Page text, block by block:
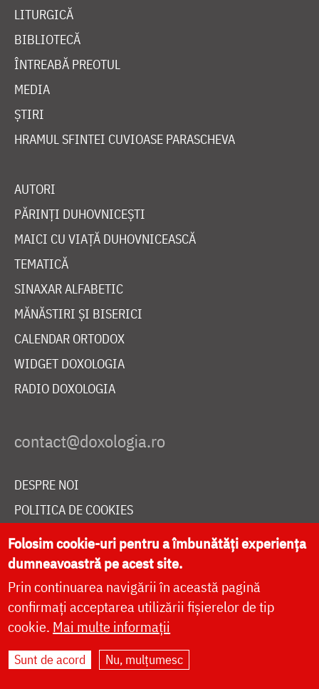
LITURGICĂ
BIBLIOTECĂ
ÎNTREABĂ PREOTUL
MEDIA
ȘTIRI
HRAMUL SFINTEI CUVIOASE PARASCHEVA
AUTORI
PĂRINȚI DUHOVNICEȘTI
MAICI CU VIAȚĂ DUHOVNICEASCĂ
TEMATICĂ
SINAXAR ALFABETIC
MĂNĂSTIRI ȘI BISERICI
CALENDAR ORTODOX
WIDGET DOXOLOGIA
RADIO DOXOLOGIA
DESPRE NOI
POLITICA DE COOKIES
DONEAZĂ ONLINE PENTRU CATEDRALA NAȚIONALĂ
LIVE
Site dezvoltat deDOXOLOGIA MEDIA
Arhiepiscopia Iașilor | ©
Folosim cookie-uri pentru a îmbunătăți experiența
dumneavoastră pe acest site.
Prin continuarea navigării în această pagină
confirmați acceptarea utilizării fișierelor de tip
cookie. Mai multe informații
Sunt de acord Nu, mulțumesc